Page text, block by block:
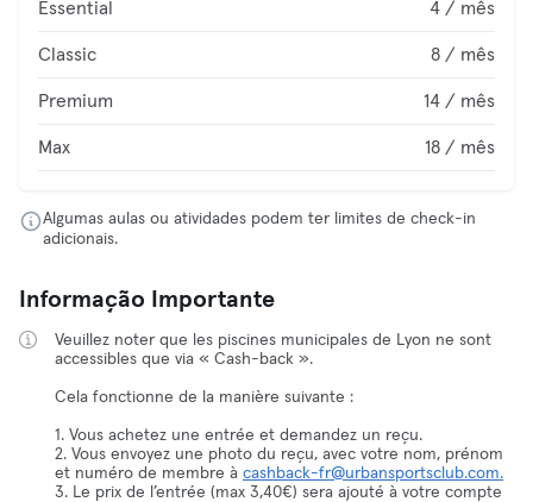
Essential 4 / mês
Classic 8 / mês
Premium 14 / mês
Max 18 / mês
Algumas aulas ou atividades podem ter limites de check-in
adicionais.
Informação Importante
Veuillez noter que les piscines municipales de Lyon ne sont
accessibles que via « Cash-back ».
Cela fonctionne de la manière suivante :
1. Vous achetez une entrée et demandez un reçu.
2. Vous envoyez une photo du reçu, avec votre nom, prénom
et numéro de membre à cashback-fr@urbansportsclub.com.
3. Le prix de l’entrée (max 3,40€) sera ajouté à votre compte